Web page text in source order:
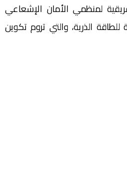
لمنظمي الأمان الإشعاعي
للطاقة الذرية، والتي تروم تكوين